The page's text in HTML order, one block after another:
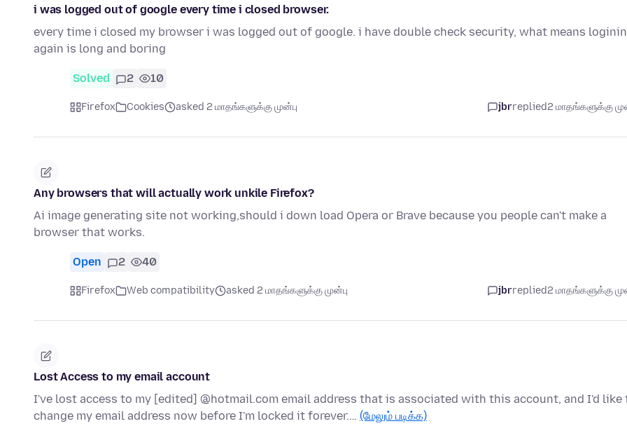
i was logged out of google every time i closed browser.
every time i closed my browser i was logged out of google. i have double check security, what means
again is long and boring
Solved 2 10
Firefox Cookies asked 2 மாதங்களுக்கு முன்பு jbrreplied2 மாதங்களுக்கு
Any browsers that will actually work unkile Firefox?
Ai image generating site not working,should i down load Opera or Brave because you people can't make a
browser that works.
Open 2 40
Firefox Web compatibility asked 2 மாதங்களுக்கு முன்பு jbrreplied2 மாதங்களுக்கு
Lost Access to my email account
I've lost access to my [edited] @hotmail.com email address that is associated with this account, and I'd like
change my email address now before I'm locked it forever.… (மேலும் படிக்க)